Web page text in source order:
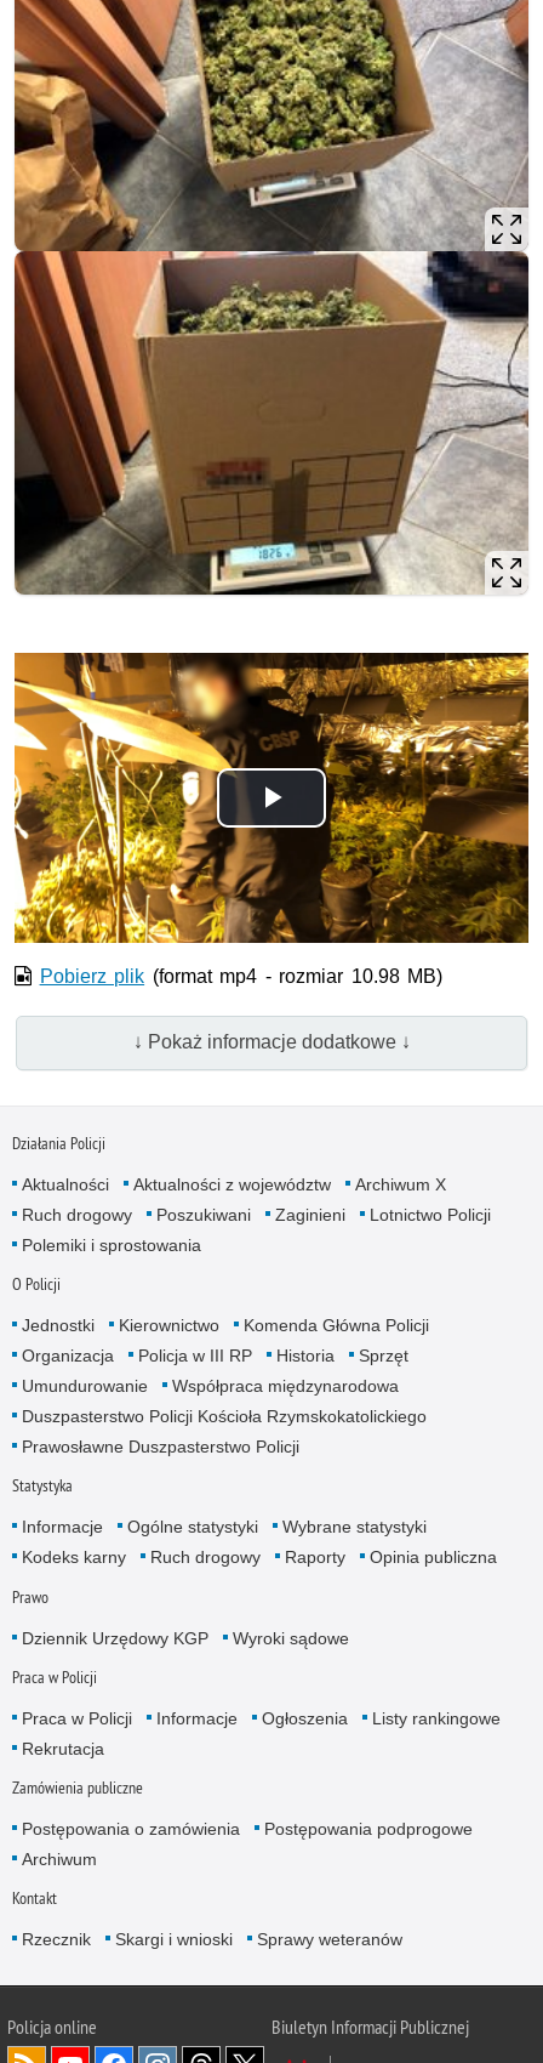
Odtwórz
wideo
Pobierz plik (format mp4 - rozmiar 10.98 MB)
↓ Pokaż informacje dodatkowe ↓
Działania Policji
Aktualności Aktualności z województw
Archiwum X
Ruch drogowy
Poszukiwani Zaginieni
Lotnictwo Policji
Polemiki i sprostowania
O Policji
Jednostki Kierownictwo
Komenda Główna Policji
Organizacja
Policja w III RP Historia
Sprzęt
Umundurowanie
Współpraca międzynarodowa
Duszpasterstwo Policji Kościoła Rzymskokatolickiego
Prawosławne Duszpasterstwo Policji
Statystyka
Informacje Ogólne statystyki
Wybrane statystyki
Kodeks karny
Ruch drogowy Raporty Opinia publiczna
Prawo
Dziennik Urzędowy KGP Wyroki sądowe
Praca w Policji
Praca w Policji Informacje Ogłoszenia
Listy rankingowe
Rekrutacja
Zamówienia publiczne
Postępowania o zamówienia
Postępowania podprogowe
Archiwum
Kontakt
Rzecznik Skargi i wnioski Sprawy weteranów
Policjaonline
Biuletyn Informacji Publicznej